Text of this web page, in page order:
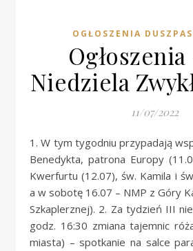
OGŁOSZENIA
Niedziela
11/07/2022
1. W tym tygodniu przypadają wspomnienia m.in: św.
Benedykta, patrona Europy
Kwerfurtu (12.07), św. Kamila i
a w sobotę 16.07 – NMP z Góry
Szkaplerznej). 2. Za tydzień III
godz. 16:30 zmiana tajemnic
miasta) – spotkanie na salce